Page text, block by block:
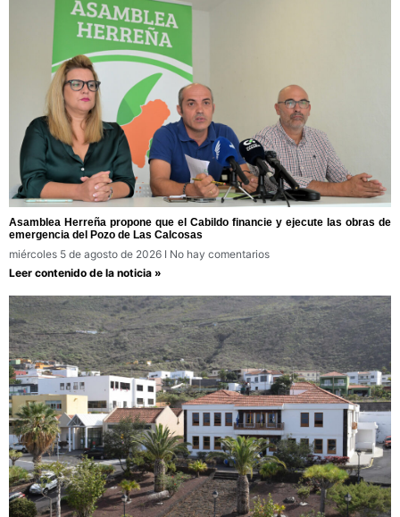
Asamblea Herreña propone que el Cabildo financie y ejecute las obras de
emergencia del Pozo de Las Calcosas
miércoles 5 de agosto de 2026
No hay comentarios
Leer contenido de la noticia »